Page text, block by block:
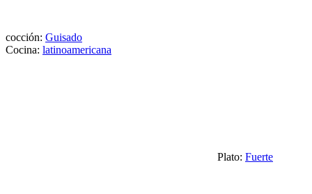
cocción: Guisado
Cocina: latinoamericana
Plato: Fuerte